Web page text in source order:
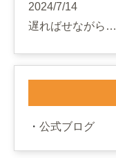
2024/7/14
遅ればせながら…
公式ブログ